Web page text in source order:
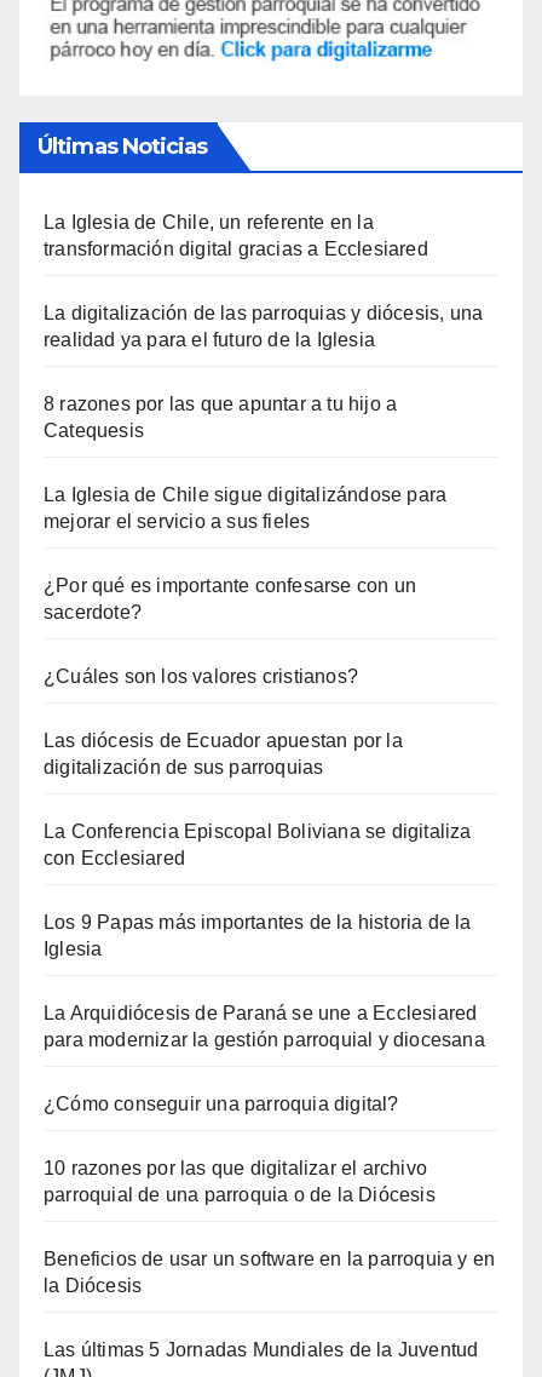
Últimas Noticias
La Iglesia de Chile, un referente en la
transformación digital gracias a Ecclesiared
La digitalización de las parroquias y diócesis, una
realidad ya para el futuro de la Iglesia
8 razones por las que apuntar a tu hijo a
Catequesis
La Iglesia de Chile sigue digitalizándose para
mejorar el servicio a sus fieles
¿Por qué es importante confesarse con un
sacerdote?
¿Cuáles son los valores cristianos?
Las diócesis de Ecuador apuestan por la
digitalización de sus parroquias
La Conferencia Episcopal Boliviana se digitaliza
con Ecclesiared
Los 9 Papas más importantes de la historia de la
Iglesia
La Arquidiócesis de Paraná se une a Ecclesiared
para modernizar la gestión parroquial y diocesana
¿Cómo conseguir una parroquia digital?
10 razones por las que digitalizar el archivo
parroquial de una parroquia o de la Diócesis
Beneficios de usar un software en la parroquia y en
la Diócesis
Las últimas 5 Jornadas Mundiales de la Juventud